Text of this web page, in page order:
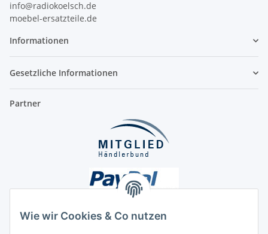
Wie wir Cookies & Co nutzen
info@radiokoelsch.de
moebel-ersatzteile.de
Informationen
Gesetzliche Informationen
Partner